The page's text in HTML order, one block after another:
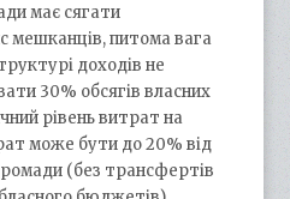
має сягати
мешканців, питома вага
доходів не
30% обсягів власних
рівень витрат на
може бути до 20% від
(без трансфертів